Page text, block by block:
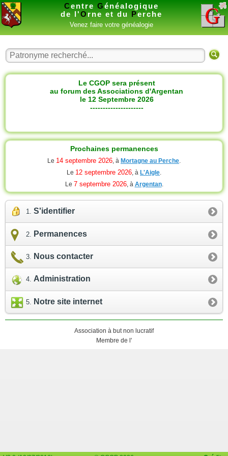
Centre Généalogique
de l'O rne et du Perche
Venez faire votre généalogie
Le CGOP sera présent
au forum des Associations d'Argentan
le 12 Septembre 2026
---------------------
Prochaines permanences
Le 14 septembre 2026, à Mortagne au Perche.
Le 12 septembre 2026, à L'Aigle.
Le 7 septembre 2026, à Argentan.
S'identifier
Permanences
Nous contacter
Administration
Notre site internet
Association à but non lucratif
Membre de l'